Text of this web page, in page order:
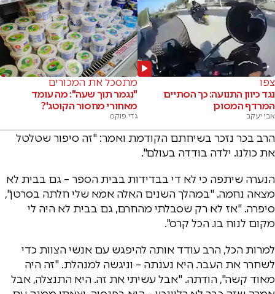
צפו
נגד כיוון התנועה: כך הסתיים
המרדף המסוכן
אבי יעקב
מתסכל את המכורים
"נגמר תוך שעה": מה עומד
מאחורי מחסור הקוטג'?
גדי פוקס
הרב בכר נזכר בשיחתם הקודמת ואמר: "זה סיפור שטלטל
את כולנו. ילדה בודדה בעולם".
הנערה שיתפה כי לא די בבדידות בבית הספר – גם בבית לא
מצאה נחמה. "במהלך השנים האלה אמא שלי חלתה בסרטן",
סיפרה. "אז לא רק שסבלתי מהחרם, גם בבית לא היה לי
מקום לנוח בו. הכל קרס".
למרות הכל, הרב עודד אותה להיפגש עם אנשי הצוות כדי
לשחרר את העבר. היא נענתה – וניגשה למנהלת. "זה היה
מאוד קשה", הודתה. "אבל עשיתי את זה. היא התנצלה, אבל